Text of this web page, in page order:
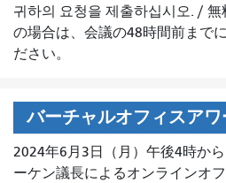
귀하의 요청을 제출하십시오. / 無
の場合は、会議の48時間前まで
ださい。
バーチャルオフィスアワ
2024年6月3日（月）午後4時か
ーケン議長によるオンラインオ